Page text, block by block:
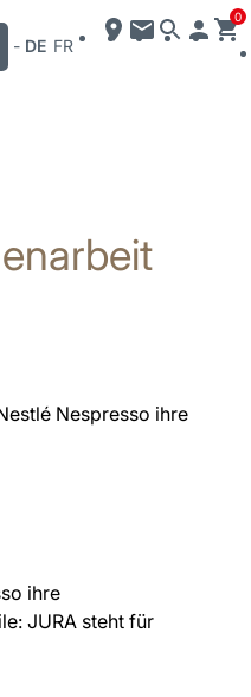
- DE FR
0
Nespresso ihre
ihre
JURA steht für